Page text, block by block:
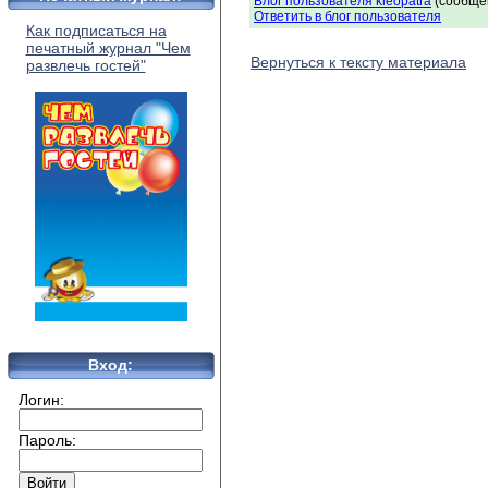
Как подписаться на
печатный журнал "Чем
развлечь гостей"
Вход:
Логин:
Пароль:
Ответить в блог пользователя
Вернуться к тексту материала